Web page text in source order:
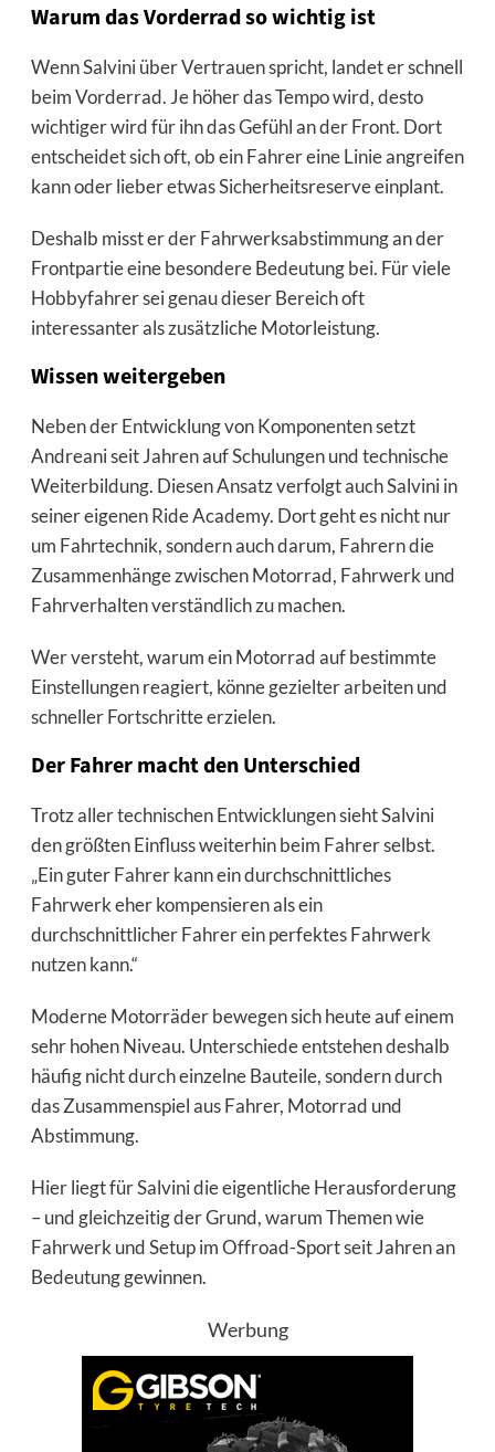
Warum das Vorderrad so wichtig ist
Wenn Salvini über Vertrauen spricht, landet er schnell
beim Vorderrad. Je höher das Tempo wird, desto
wichtiger wird für ihn das Gefühl an der Front. Dort
entscheidet sich oft, ob ein Fahrer eine Linie angreifen
kann oder lieber etwas Sicherheitsreserve einplant.
Deshalb misst er der Fahrwerksabstimmung an der
Frontpartie eine besondere Bedeutung bei. Für viele
Hobbyfahrer sei genau dieser Bereich oft
interessanter als zusätzliche Motorleistung.
Wissen weitergeben
Neben der Entwicklung von Komponenten setzt
Andreani seit Jahren auf Schulungen und technische
Weiterbildung. Diesen Ansatz verfolgt auch Salvini in
seiner eigenen Ride Academy. Dort geht es nicht nur
um Fahrtechnik, sondern auch darum, Fahrern die
Zusammenhänge zwischen Motorrad, Fahrwerk und
Fahrverhalten verständlich zu machen.
Wer versteht, warum ein Motorrad auf bestimmte
Einstellungen reagiert, könne gezielter arbeiten und
schneller Fortschritte erzielen.
Der Fahrer macht den Unterschied
Trotz aller technischen Entwicklungen sieht Salvini
den größten Einfluss weiterhin beim Fahrer selbst.
„Ein guter Fahrer kann ein durchschnittliches
Fahrwerk eher kompensieren als ein
durchschnittlicher Fahrer ein perfektes Fahrwerk
nutzen kann.“
Moderne Motorräder bewegen sich heute auf einem
sehr hohen Niveau. Unterschiede entstehen deshalb
häufig nicht durch einzelne Bauteile, sondern durch
das Zusammenspiel aus Fahrer, Motorrad und
Abstimmung.
Hier liegt für Salvini die eigentliche Herausforderung
– und gleichzeitig der Grund, warum Themen wie
Fahrwerk und Setup im Offroad-Sport seit Jahren an
Bedeutung gewinnen.
Werbung